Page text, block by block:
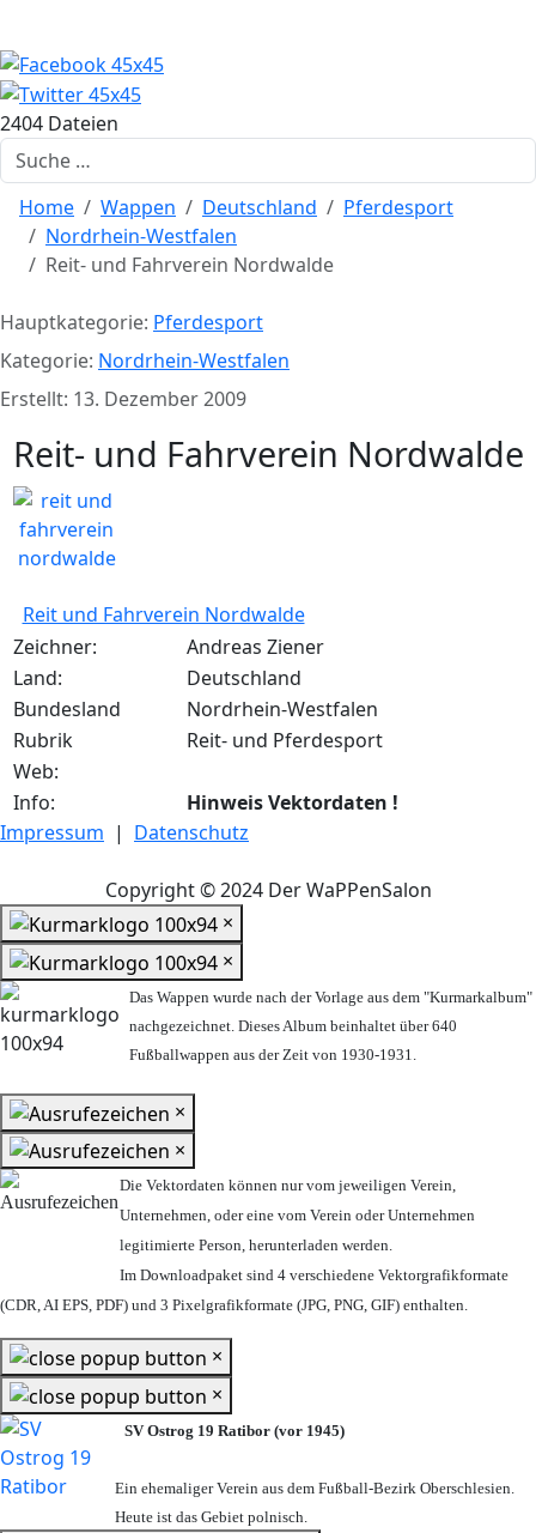
2404 Dateien
Suchen
Home Wappen Deutschland
Pferdesport
Nordrhein-Westfalen
Reit- und Fahrverein Nordwalde
Hauptkategorie: Pferdesport
Kategorie: Nordrhein-Westfalen
Erstellt: 13. Dezember 2009
Reit- und Fahrverein Nordwalde
Reit und Fahrverein Nordwalde
Zeichner:
Andreas Ziener
Land:
Deutschland
Bundesland
Nordrhein-Westfalen
Rubrik
Reit- und Pferdesport
Web:
Info:
Hinweis Vektordaten !
Impressum | Datenschutz
Copyright © 2024 Der WaPPenSalon
×
×
Das Wappen wurde nach der Vorlage aus dem "Kurmarkalbum"
nachgezeichnet. Dieses Album beinhaltet über 640
Fußballwappen aus der Zeit von 1930-1931.
×
×
Die Vektordaten können nur vom jeweiligen Verein,
Unternehmen, oder eine vom Verein oder Unternehmen
legitimierte Person, herunterladen werden.
Im Downloadpaket sind 4 verschiedene Vektorgrafikformate
(CDR, AI EPS, PDF) und 3 Pixelgrafikformate (JPG, PNG, GIF) enthalten.
×
×
SV Ostrog 19 Ratibor (vor 1945)
Ein ehemaliger Verein aus dem Fußball-Bezirk Oberschlesien.
Heute ist das Gebiet polnisch.